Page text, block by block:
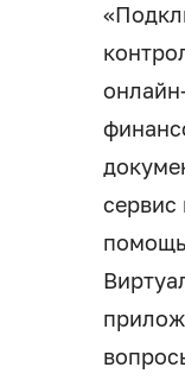
сервис